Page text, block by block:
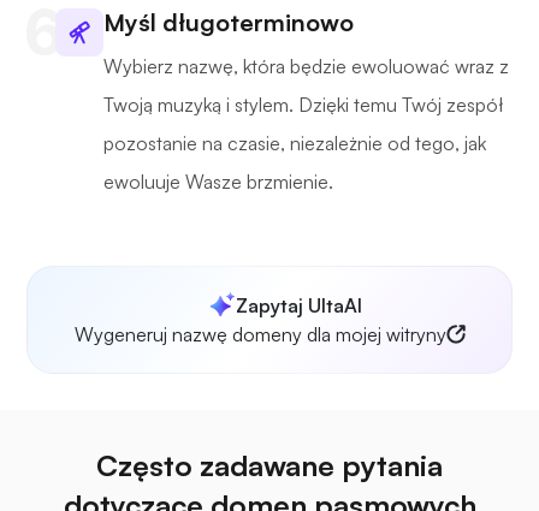
Myśl długoterminowo
Wybierz nazwę, która będzie ewoluować wraz z
Twoją muzyką i stylem. Dzięki temu Twój zespół
pozostanie na czasie, niezależnie od tego, jak
ewoluuje Wasze brzmienie.
Zapytaj UltaAI
Wygeneruj nazwę domeny dla mojej witryny
Często zadawane pytania